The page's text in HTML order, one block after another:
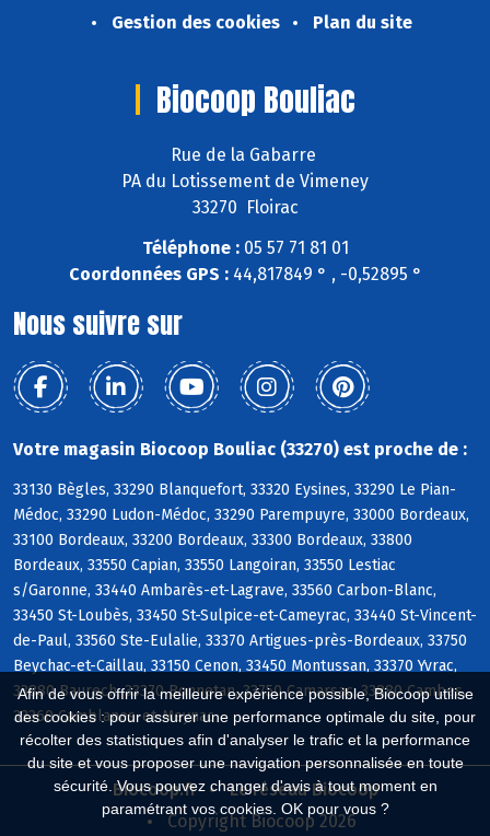
Afin de vous offrir la meilleure expérience possible, Biocoop utilise
des cookies : pour assurer une performance optimale du site, pour
récolter des statistiques afin d'analyser le trafic et la performance
du site et vous proposer une navigation personnalisée en toute
sécurité. Vous pouvez changer d'avis à tout moment en
paramétrant vos cookies. OK pour vous ?
Gestion des cookies
Plan du site
Biocoop Bouliac
Rue de la Gabarre
PA du Lotissement de Vimeney
33270 Floirac
Téléphone :05 57 71 81 01
Coordonnées GPS :44,817849 ° , -0,52895 °
Nous suivre sur
Votre magasin Biocoop Bouliac (33270) est proche de :
33130 Bègles, 33290 Blanquefort, 33320 Eysines, 33290 Le Pian-
Médoc, 33290 Ludon-Médoc, 33290 Parempuyre, 33000 Bordeaux,
33100 Bordeaux, 33200 Bordeaux, 33300 Bordeaux, 33800
Bordeaux, 33550 Capian, 33550 Langoiran, 33550 Lestiac
s/Garonne, 33440 Ambarès-et-Lagrave, 33560 Carbon-Blanc,
33450 St-Loubès, 33450 St-Sulpice-et-Cameyrac, 33440 St-Vincent-
de-Paul, 33560 Ste-Eulalie, 33370 Artigues-près-Bordeaux, 33750
Beychac-et-Caillau, 33150 Cenon, 33450 Montussan, 33370 Yvrac,
33880 Baurech, 33370 Bonnetan, 33750 Camarsac, 33880 Cambes,
33360 Camblanes-et-Meynac
Biocoop.fr
Le réseau Biocoop
Copyright Biocoop 2026